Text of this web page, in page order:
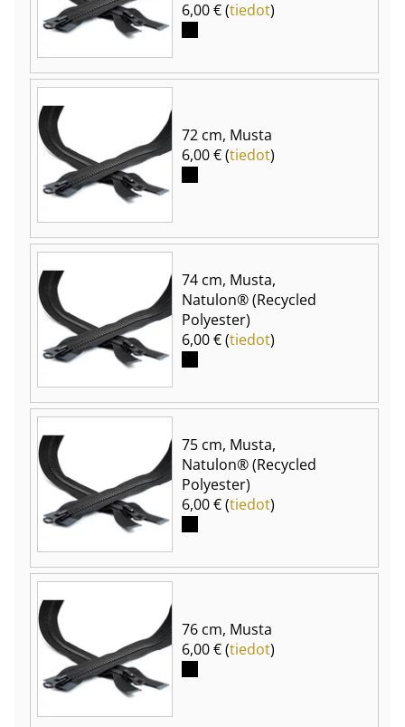
6,00 € (tiedot)
72 cm, Musta
6,00 € (tiedot)
74 cm, Musta,
Natulon® (Recycled
Polyester)
6,00 € (tiedot)
75 cm, Musta,
Natulon® (Recycled
Polyester)
6,00 € (tiedot)
76 cm, Musta
6,00 € (tiedot)